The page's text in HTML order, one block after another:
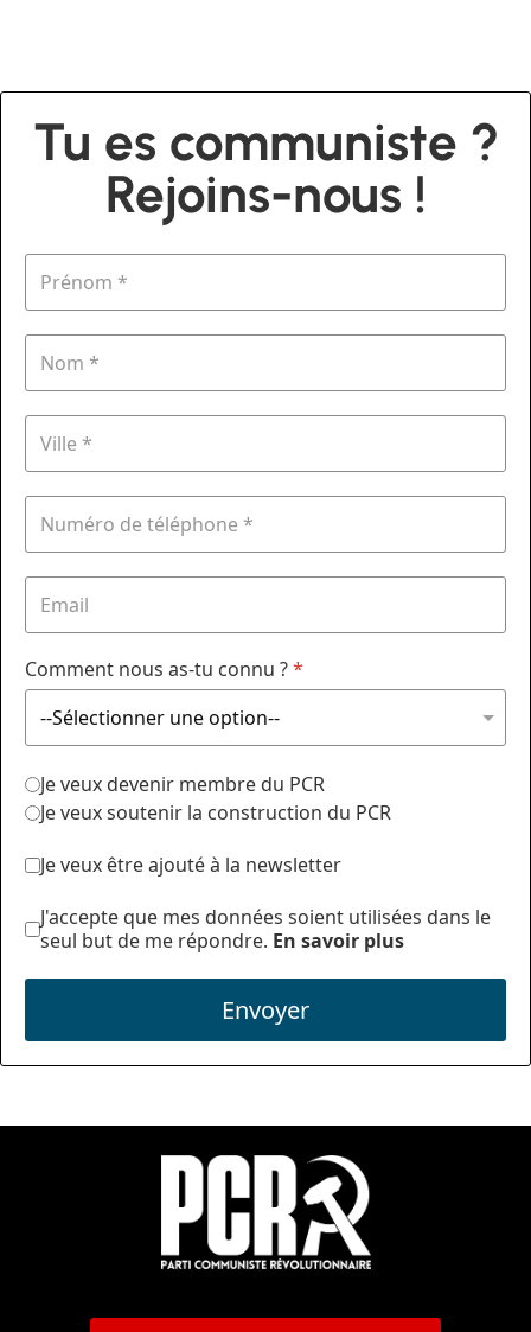
Tu es communiste ?
Rejoins-nous !
Comment nous as-tu connu ?*
Je veux devenir membre du PCR
Je veux soutenir la construction du PCR
Je veux être ajouté à la newsletter
J'accepte que mes données soient utilisées dans le
seul but de me répondre. En savoir plus
Envoyer